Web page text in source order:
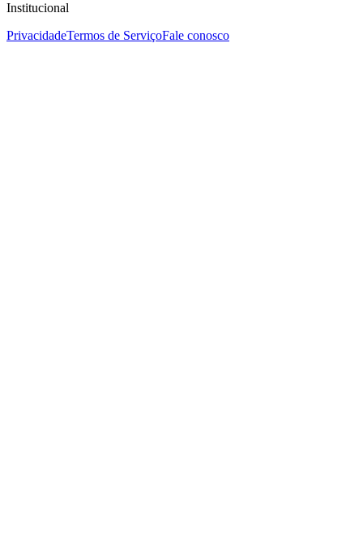
Institucional
PrivacidadeTermos de ServiçoFale conosco